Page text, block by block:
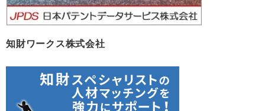
知財ワークス株式会社